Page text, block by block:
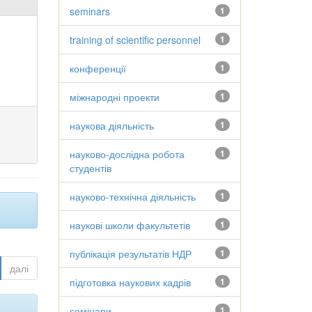
далі
1
seminars
1
training of scientific personnel
1
конференції
1
міжнародні проекти
1
наукова діяльність
1
науково-дослідна робота
студентів
1
науково-технічна діяльність
1
наукові школи факультетів
1
публікація результатів НДР
1
підготовка наукових кадрів